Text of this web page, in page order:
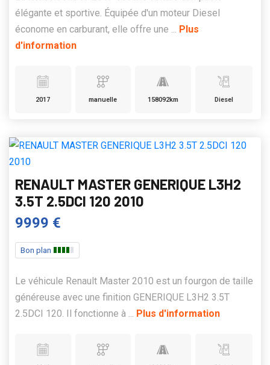
élégante et sportive. Équipée d'un moteur Diesel
économe en carburant, elle offre une ... Plus
d'information
2017 manuelle 158092km Diesel
RENAULT MASTER GENERIQUE L3H2
3.5T 2.5DCI 120 2010
9999 €
Bon plan
Le véhicule Renault Master 2010 est un fourgon de taille
généreuse avec une finition GENERIQUE L3H2 3.5T
2.5DCI 120. Il fonctionne à ... Plus d'information